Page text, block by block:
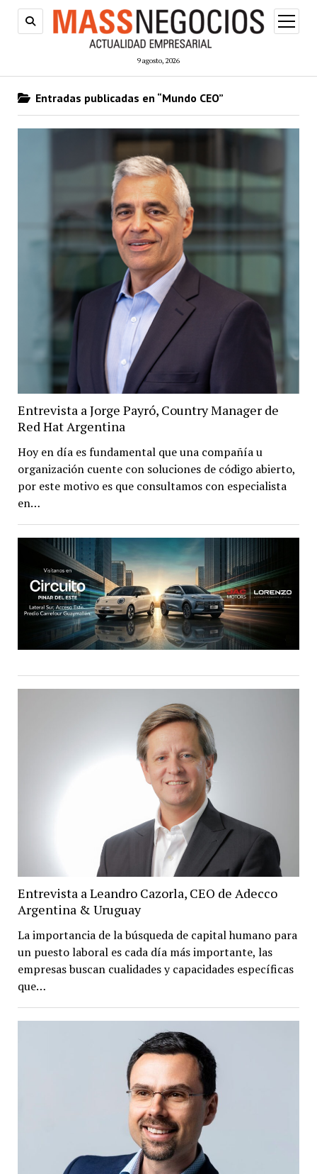
9 agosto, 2026
abrir
menú
Entradas publicadas en “Mundo CEO”
Entrevista a Jorge Payró, Country Manager de
Red Hat Argentina
Hoy en día es fundamental que una compañía u
organización cuente con soluciones de código abierto,
por este motivo es que consultamos con especialista
en…
Entrevista a Leandro Cazorla, CEO de Adecco
Argentina & Uruguay
La importancia de la búsqueda de capital humano para
un puesto laboral es cada día más importante, las
empresas buscan cualidades y capacidades específicas
que…